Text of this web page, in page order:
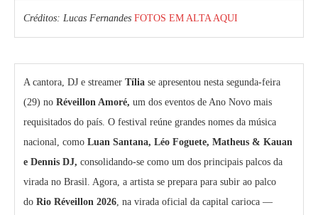
Créditos: Lucas Fernandes FOTOS EM ALTA AQUI
A cantora, DJ e streamer Tília se apresentou nesta segunda-feira
(29) no Réveillon Amoré, um dos eventos de Ano Novo mais
requisitados do país. O festival reúne grandes nomes da música
nacional, como Luan Santana, Léo Foguete, Matheus & Kauan
e Dennis DJ, consolidando-se como um dos principais palcos da
virada no Brasil. Agora, a artista se prepara para subir ao palco
do Rio Réveillon 2026 , na virada oficial da capital carioca —